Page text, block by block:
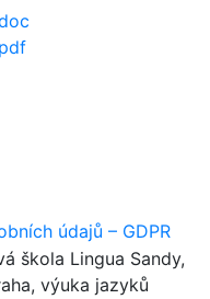
údajů – GDPR
škola Lingua Sandy,
výuka jazyků